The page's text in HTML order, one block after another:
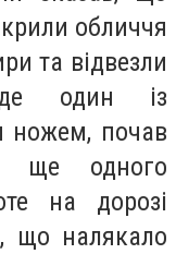
обличчя
та відвезли
один із
ножем, почав
ще одного
на дорозі
що налякало